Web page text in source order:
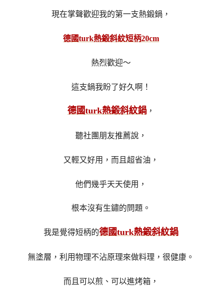
現在掌聲歡迎我的第一支熱鍛鍋，
德國turk熱鍛斜紋短柄20cm
熱烈歡迎～
這支鍋我盼了好久啊！
德國turk熱鍛斜紋鍋 ，
聽社團朋友推薦說，
又輕又好用，而且超省油，
他們幾乎天天使用，
根本沒有生鏽的問題。
我是覺得短柄的德國turk熱鍛斜紋鍋
無塗層，利用物理不沾原理來做料理，很健康。
而且可以煎、可以進烤箱，